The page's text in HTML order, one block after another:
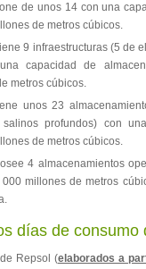
de unos 14 con una
de metros cúbicos.
9 infraestructuras (5 de
capacidad de
metros cúbicos.
unos 23
salinos profundos) con
de metros cúbicos.
4 almacenamientos
millones de metros
días de consumo
Repsol (elaborados a